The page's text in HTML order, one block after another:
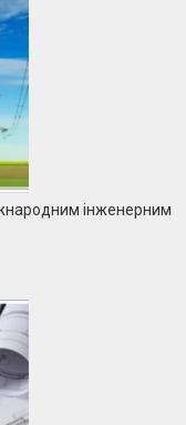
інженерним